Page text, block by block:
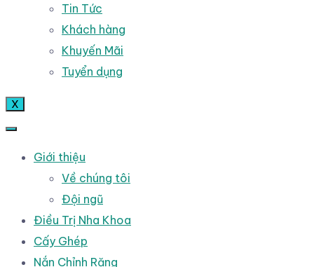
Tin Tức
Khách hàng
Khuyến Mãi
Tuyển dụng
X
Giới thiệu
Về chúng tôi
Đội ngũ
Điều Trị Nha Khoa
Cấy Ghép
Nắn Chỉnh Răng